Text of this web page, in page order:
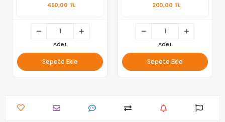
450,00 TL
Adet
Sepete Ekle
200,00 TL
Adet
Sepete Ekle